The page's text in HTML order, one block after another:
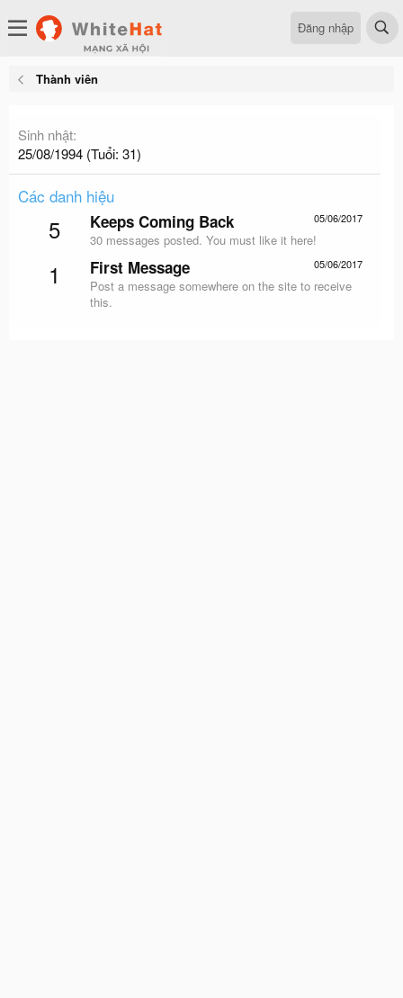
Đăng nhập
Thành viên
Sinh nhật
25/08/1994 (Tuổi: 31)
Các danh hiệu
5 05/06/2017
Keeps Coming Back
30 messages posted. You must like it here!
1 05/06/2017
First Message
Post a message somewhere on the site to receive
this.